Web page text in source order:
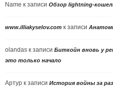
Name к записи Обзор lightning-
www.illiakyselov.com к записи
olandas к записи Биткойн вновь у
это только начало
Артур к записи История войны за